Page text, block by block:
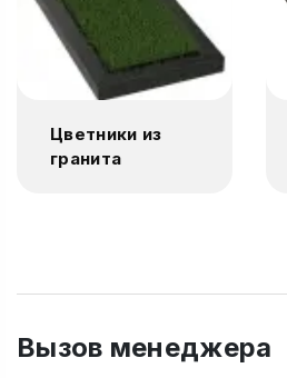
Цветники из
гранита
Вызов менеджера